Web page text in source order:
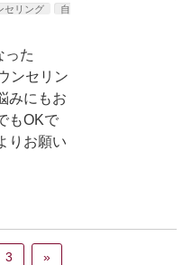
セリング
自
った
ンセリン
みにもお
もOKで
りお願い
3 »